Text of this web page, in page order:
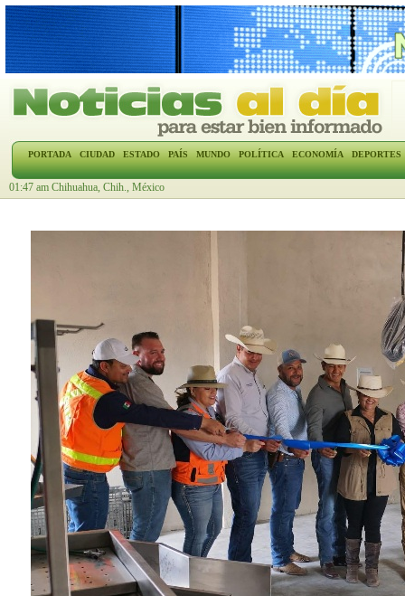
PORTADA CIUDAD ESTADO PAÍS MUNDO POLÍTICA ECONOMÍA DEPORTES
01:47 am Chihuahua, Chih., México